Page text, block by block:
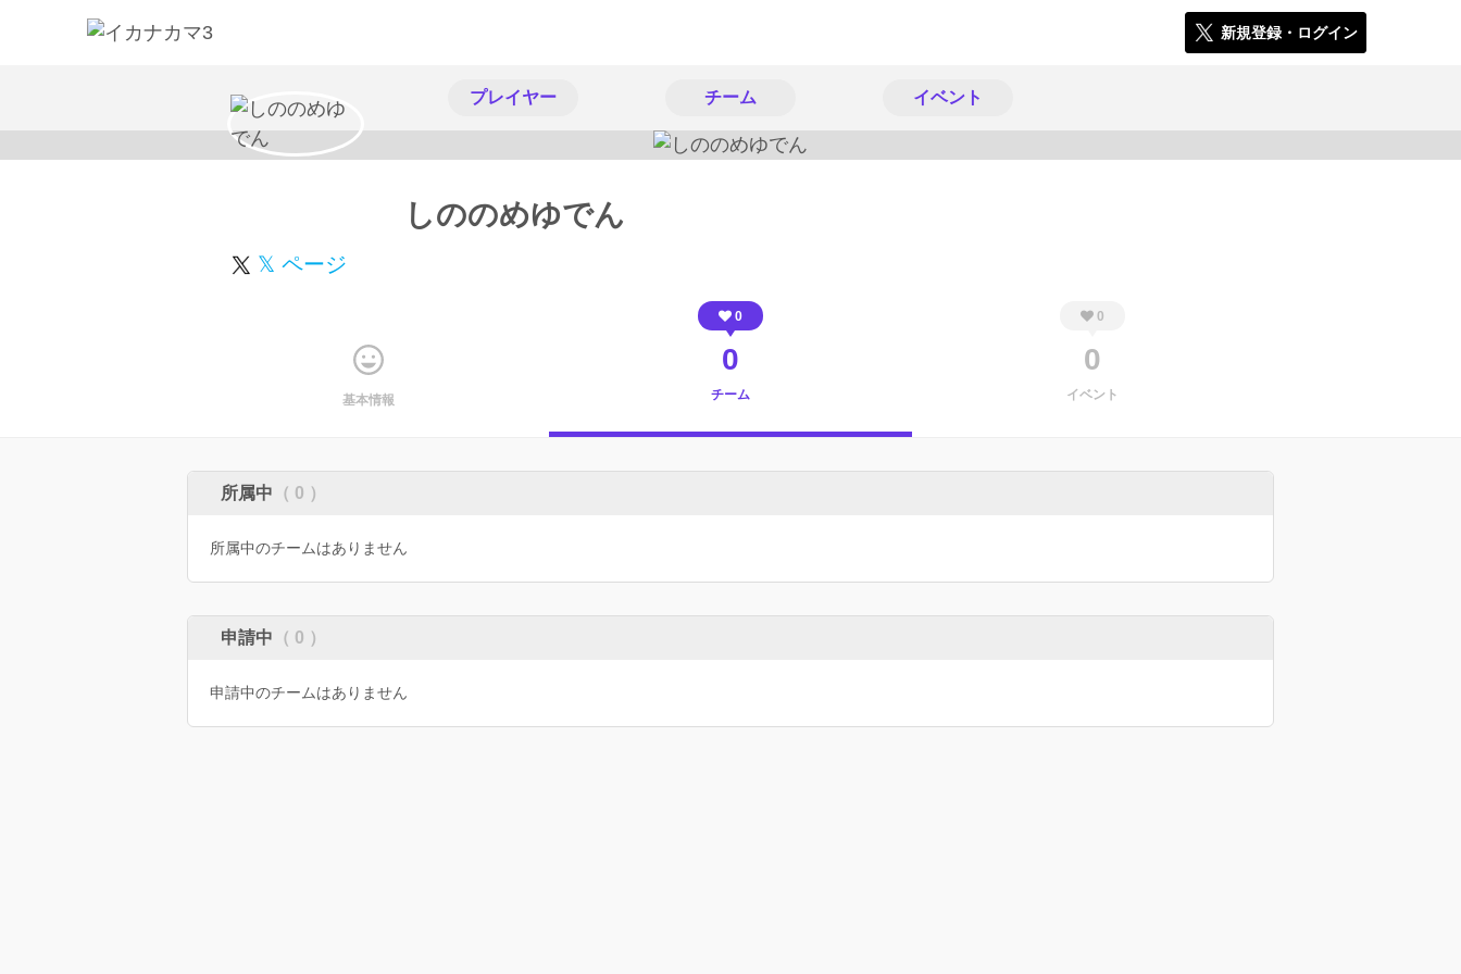
新規登録・ログイン
プレイヤー チーム イベント
しののめゆでん
𝕏 ページ
基本情報
0
0
チーム
0
0
イベント
所属中 （ 0 ）
所属中のチームはありません
申請中 （ 0 ）
申請中のチームはありません